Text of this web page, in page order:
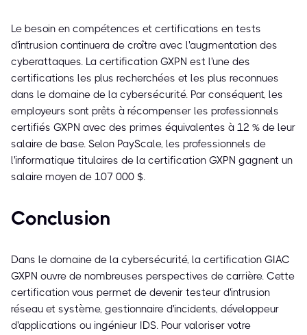
Le besoin en compétences et certifications en tests
d'intrusion continuera de croître avec l'augmentation des
cyberattaques. La certification GXPN est l'une des
certifications les plus recherchées et les plus reconnues
dans le domaine de la cybersécurité. Par conséquent, les
employeurs sont prêts à récompenser les professionnels
certifiés GXPN avec des primes équivalentes à 12 % de leur
salaire de base. Selon PayScale, les professionnels de
l'informatique titulaires de la certification GXPN gagnent un
salaire moyen de 107 000 $.
Conclusion
Dans le domaine de la cybersécurité, la certification GIAC
GXPN ouvre de nombreuses perspectives de carrière. Cette
certification vous permet de devenir testeur d'intrusion
réseau et système, gestionnaire d'incidents, développeur
d'applications ou ingénieur IDS. Pour valoriser votre